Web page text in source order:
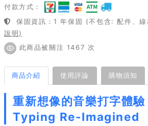
付款方式：
保固資訊：1 年保固 (不包含: 配件、
說明)
此商品被關注 1467 次
商品介紹 使用評論 購物須知
重新想像的音樂打字體
Typing Re-Imagined